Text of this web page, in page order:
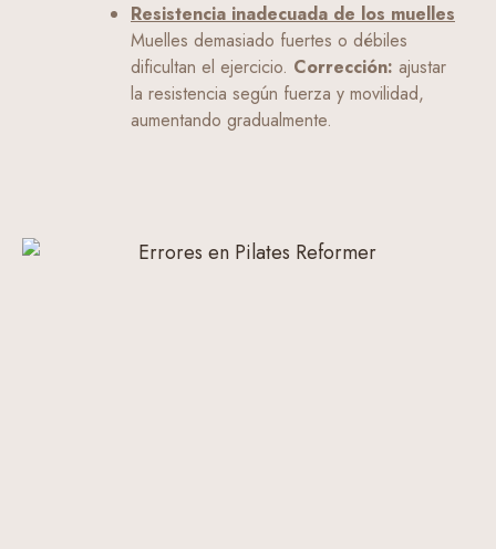
Resistencia inadecuada de los muelles
Muelles demasiado fuertes o débiles
dificultan el ejercicio. Corrección: ajustar
la resistencia según fuerza y movilidad,
aumentando gradualmente.